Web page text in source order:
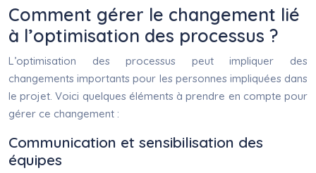
Comment gérer le changement lié
à l’optimisation des processus ?
L’optimisation des processus peut impliquer des
changements importants pour les personnes impliquées dans
le projet. Voici quelques éléments à prendre en compte pour
gérer ce changement :
Communication et sensibilisation des
équipes